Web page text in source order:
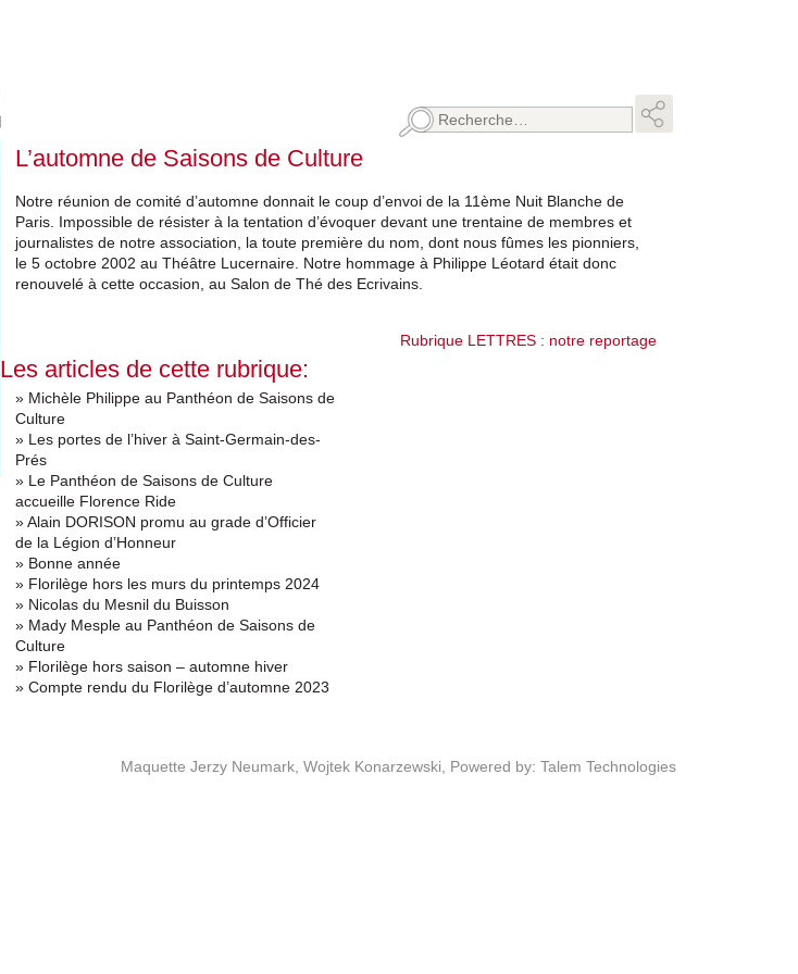
Rechercher :
L’automne de Saisons de Culture
Notre réunion de comité d’automne donnait le coup d’envoi de la 11ème Nuit Blanche de
Paris. Impossible de résister à la tentation d’évoquer devant une trentaine de membres et
journalistes de notre association, la toute première du nom, dont nous fûmes les pionniers,
le 5 octobre 2002 au Théâtre Lucernaire. Notre hommage à Philippe Léotard était donc
renouvelé à cette occasion, au Salon de Thé des Ecrivains.
Rubrique LETTRES : notre reportage
Les articles de cette rubrique:
» Michèle Philippe au Panthéon de Saisons de
Culture
» Les portes de l’hiver à Saint-Germain-des-
Prés
» Le Panthéon de Saisons de Culture
accueille Florence Ride
» Alain DORISON promu au grade d’Officier
de la Légion d’Honneur
» Bonne année
» Florilège hors les murs du printemps 2024
» Nicolas du Mesnil du Buisson
» Mady Mesple au Panthéon de Saisons de
Culture
» Florilège hors saison – automne hiver
» Compte rendu du Florilège d’automne 2023
Maquette Jerzy Neumark, Wojtek Konarzewski, Powered by: Talem Technologies